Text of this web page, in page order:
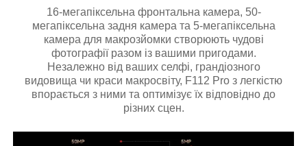
16-мегапіксельна фронтальна камера, 50-
мегапіксельна задня камера та 5-мегапіксельна
камера для макрозйомки створюють чудові
фотографії разом із вашими пригодами.
Незалежно від ваших селфі, грандіозного
видовища чи краси макросвіту, F112 Pro з легкістю
впорається з ними та оптимізує їх відповідно до
різних сцен.